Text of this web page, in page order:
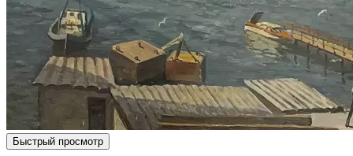
Быстрый просмотр